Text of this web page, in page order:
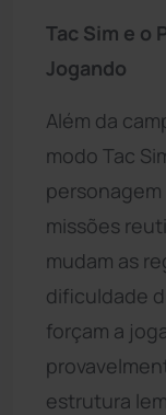
Tac Sim e o
Jogando
Além da
modo Tac
personagem
missões
mudam as
dificuldade
forçam a
estrutura